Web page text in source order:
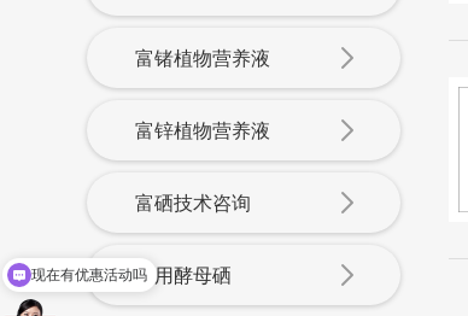
富锗植物营养液
富锌植物营养液
富硒技术咨询
饲用酵母硒
现在有优惠活动吗